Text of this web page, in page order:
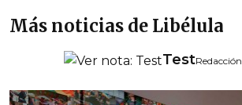
Más noticias de Libélula
TestRedacción